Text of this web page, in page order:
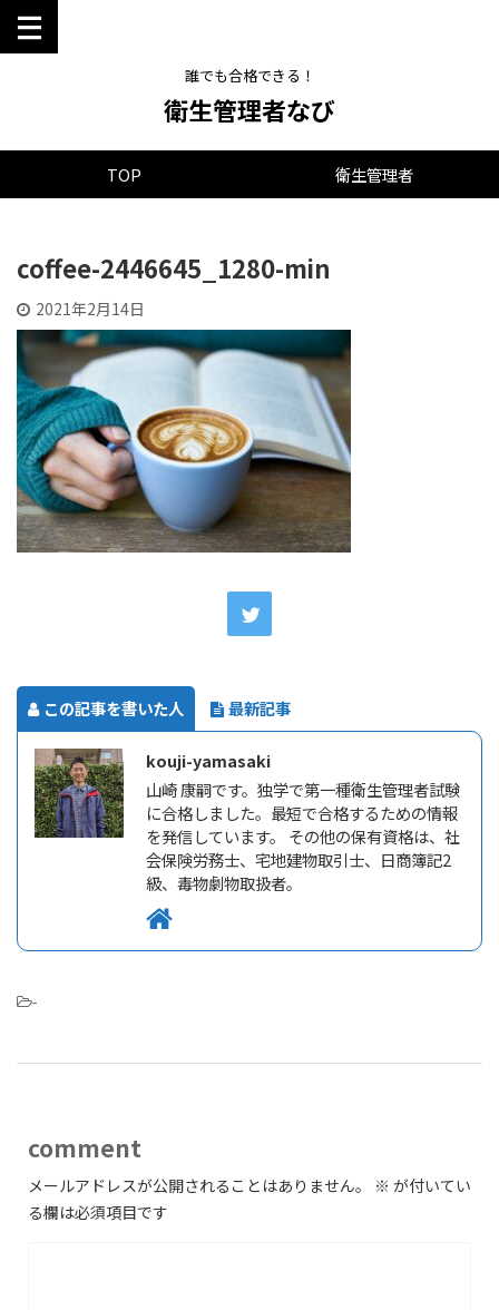
誰でも合格できる！
衛生管理者なび
TOP 衛生管理者
coffee-2446645_1280-min
2021年2月14日
この記事を書いた人 最新記事
kouji-yamasaki
山崎 康嗣です。独学で第一種衛生管理者試験
に合格しました。最短で合格するための情報
を発信しています。 その他の保有資格は、社
会保険労務士、宅地建物取引士、日商簿記2
級、毒物劇物取扱者。
-
comment
メールアドレスが公開されることはありません。 ※ が付いてい
る欄は必須項目です